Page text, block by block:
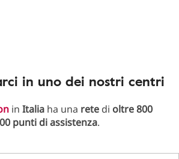
in uno dei nostri centri
in Italia ha una rete di oltre 800
punti di assistenza.